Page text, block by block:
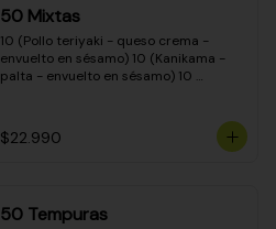
50 Mixtas
10 (Pollo teriyaki - queso crema -
envuelto en sésamo) 10 (Kanikama -
palta - envuelto en sésamo) 10
cebollín - envuelto en masa tempura)
10 (Pimentón - queso crema - cebollín
$22.990
50 Tempuras